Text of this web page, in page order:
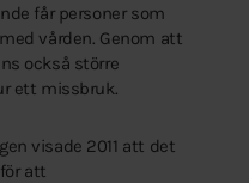
får personer som
vården. Genom att
också större
ett missbruk.
visade 2011 att det
att